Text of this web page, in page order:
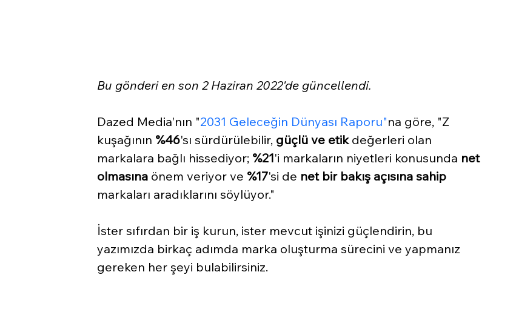
Bu gönderi en son 2 Haziran 2022'de güncellendi.
Dazed Media'nın "2031 Geleceğin Dünyası Raporu"na göre, "Z
kuşağının %46'sı sürdürülebilir, güçlü ve etik değerleri olan
markalara bağlı hissediyor; %21'i markaların niyetleri konusunda net
olmasına önem veriyor ve %17'si de net bir bakış açısına sahip
markaları aradıklarını söylüyor."
İster sıfırdan bir iş kurun, ister mevcut işinizi güçlendirin, bu
yazımızda birkaç adımda marka oluşturma sürecini ve yapmanız
gereken her şeyi bulabilirsiniz.